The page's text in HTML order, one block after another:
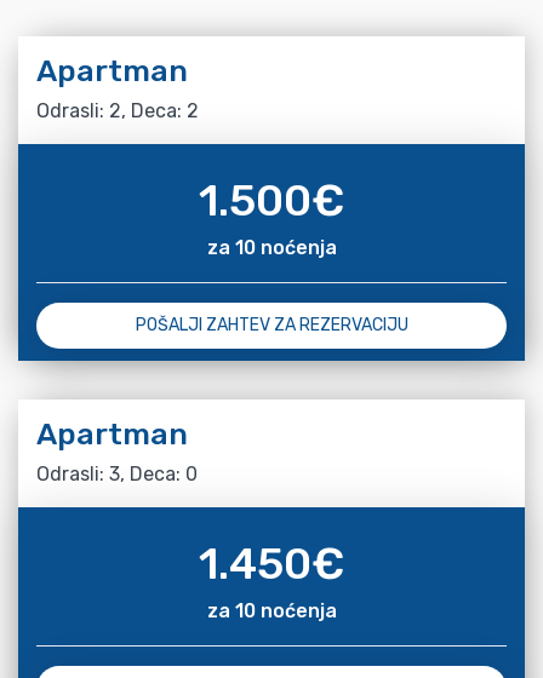
Apartman
Odrasli: 2, Deca: 2
1.500€
za 10 noćenja
POŠALJI ZAHTEV ZA REZERVACIJU
Apartman
Odrasli: 3, Deca: 0
1.450€
za 10 noćenja